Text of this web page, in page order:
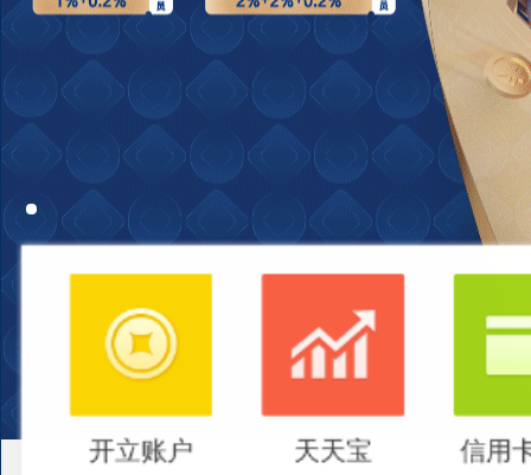
开立账户 天天宝 信用